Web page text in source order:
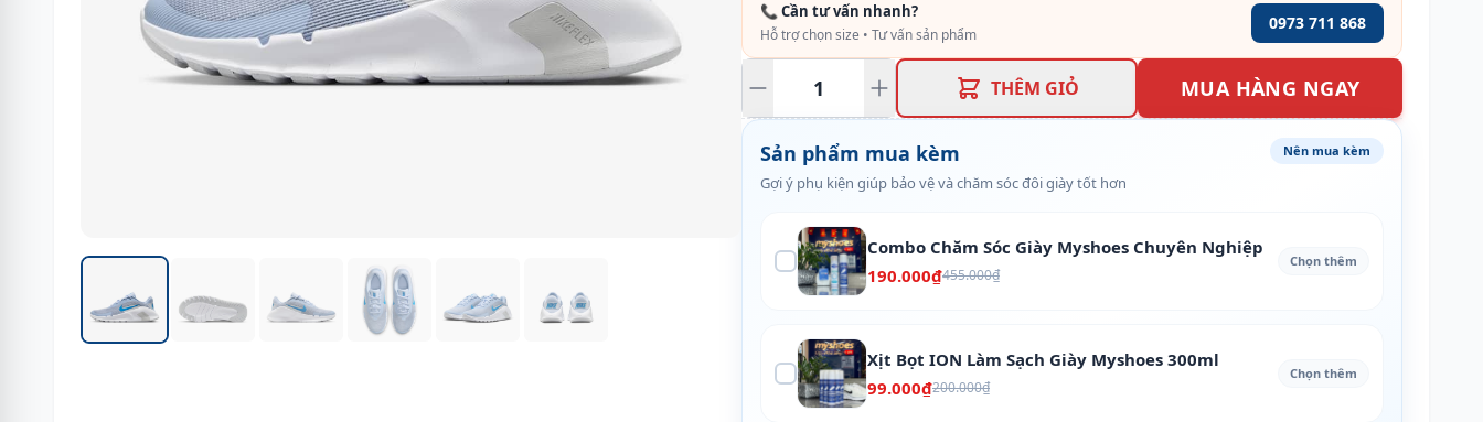
📞 Cần tư vấn nhanh?
Hỗ trợ chọn size • Tư vấn sản phẩm
0973 711 868
THÊM GIỎ MUA HÀNG NGAY
Sản phẩm mua kèm
Gợi ý phụ kiện giúp bảo vệ và chăm sóc đôi giày tốt hơn
Nên mua kèm
Combo Chăm Sóc Giày Myshoes Chuyên Nghiệp
190.000₫455.000₫
Chọn thêm
Xịt Bọt ION Làm Sạch Giày Myshoes 300ml
99.000₫200.000₫
Chọn thêm